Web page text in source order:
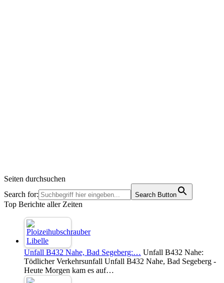
Seiten durchsuchen
Search for:
Search Button
Top Berichte aller Zeiten
Unfall B432 Nahe, Bad Segeberg:… Unfall B432 Nahe:
Tödlicher Verkehrsunfall Unfall B432 Nahe, Bad Segeberg -
Heute Morgen kam es auf…